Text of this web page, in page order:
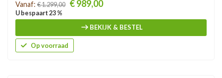
Prijs
Vanaf: € 1.299,00 € 989,00
U bespaart 23 %
BEKIJK & BESTEL
Op voorraad